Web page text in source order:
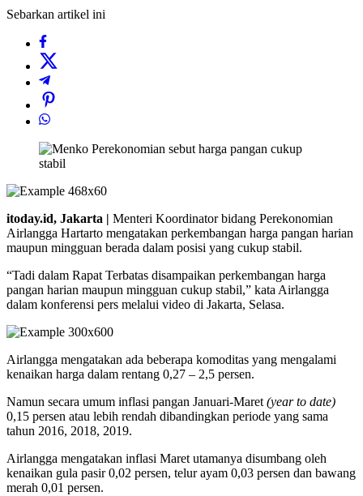
Sebarkan artikel ini
itoday.id, Jakarta | Menteri Koordinator bidang Perekonomian
Airlangga Hartarto mengatakan perkembangan harga pangan harian
maupun mingguan berada dalam posisi yang cukup stabil.
“Tadi dalam Rapat Terbatas disampaikan perkembangan harga
pangan harian maupun mingguan cukup stabil,” kata Airlangga
dalam konferensi pers melalui video di Jakarta, Selasa.
Airlangga mengatakan ada beberapa komoditas yang mengalami
kenaikan harga dalam rentang 0,27 – 2,5 persen.
Namun secara umum inflasi pangan Januari-Maret (year to date)
0,15 persen atau lebih rendah dibandingkan periode yang sama
tahun 2016, 2018, 2019.
Airlangga mengatakan inflasi Maret utamanya disumbang oleh
kenaikan gula pasir 0,02 persen, telur ayam 0,03 persen dan bawang
merah 0,01 persen.